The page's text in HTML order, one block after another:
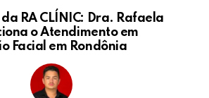
RA CLÍNIC: Dra. Rafaela
o Atendimento em
Facial em Rondônia